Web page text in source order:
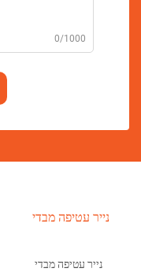
0/1000
נייר עטיפה מבדי
נייר עטיפה מבדי